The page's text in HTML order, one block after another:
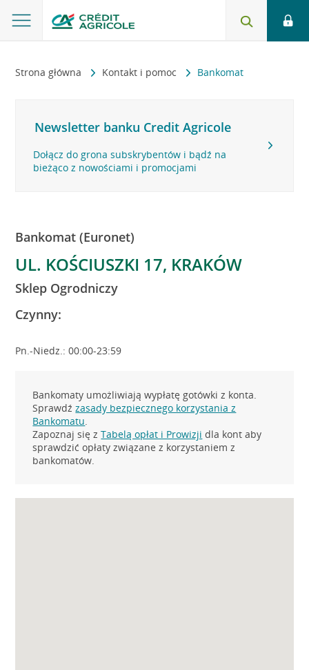
Strona główna Kontakt i pomoc Bankomat
Newsletter banku Credit Agricole
Dołącz do grona subskrybentów i bądź na
bieżąco z nowościami i promocjami
Bankomat (Euronet)
UL. KOŚCIUSZKI 17, KRAKÓW
Sklep Ogrodniczy
Czynny:
Pn.-Niedz.: 00:00-23:59
Bankomaty umożliwiają wypłatę gotówki z konta.
Sprawdźzasady bezpiecznego korzystania z
Bankomatu.
Zapoznaj się zTabelą opłat i Prowizji dla kont aby
sprawdzić opłaty związane z korzystaniem z
bankomatów.